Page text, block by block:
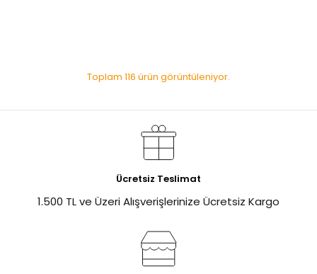
Toplam 116 ürün görüntüleniyor.
Ücretsiz Teslimat
1.500 TL ve Üzeri Alışverişlerinize Ücretsiz Kargo